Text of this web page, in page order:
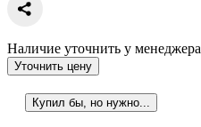
Наличие уточнить у менеджера
Уточнить цену
Купил бы, но нужно...